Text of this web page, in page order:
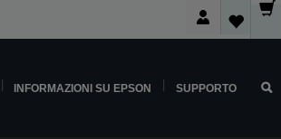
INFORMAZIONI SU EPSON SUPPORTO